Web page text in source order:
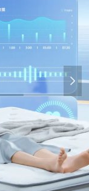
넲